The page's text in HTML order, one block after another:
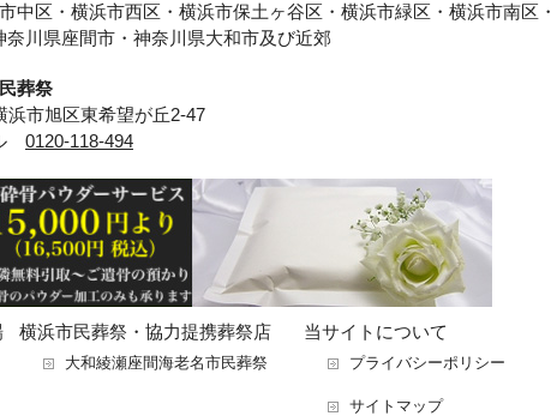
区・横浜市西区・横浜市保土ヶ谷区・横浜市緑区・横浜市南区・
川県座間市・神奈川県大和市及び近郊
葬祭
市旭区東希望が丘2-47
0120-118-494
横浜市民葬祭・協力提携葬祭店
大和綾瀬座間海老名市民葬祭
当サイトについて
プライバシーポリシー
サイトマップ